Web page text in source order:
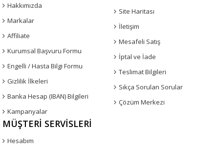
Hakkımızda
Markalar
Affiliate
Kurumsal Başvuru Formu
Engelli / Hasta Bilgi Formu
Gizlilik İlkeleri
Banka Hesap (IBAN) Bilgileri
Kampanyalar
Site Haritası
İletişim
Mesafeli Satış
İptal ve İade
Teslimat Bilgileri
Sıkça Sorulan Sorular
Çözüm Merkezi
MÜŞTERI SERVISLERI
Hesabım